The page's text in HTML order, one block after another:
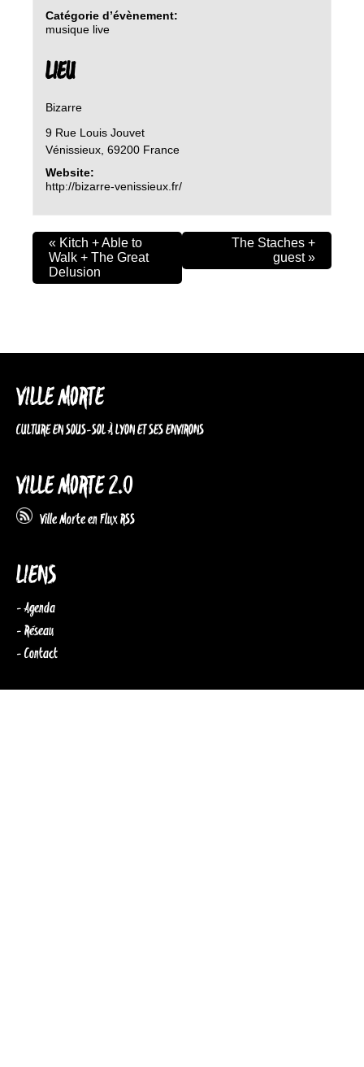
Catégorie d’évènement:
musique live
LIEU
Bizarre
9 Rue Louis Jouvet
Vénissieux, 69200 France
Website:
http://bizarre-venissieux.fr/
« Kitch + Able to
Walk + The Great
Delusion
The Staches +
guest»
VILLE MORTE
CULTURE EN SOUS-SOL À LYON ET SES ENVIRONS
VILLE MORTE 2.0
Ville Morte en Flux RSS
LIENS
- Agenda
- Réseau
- Contact